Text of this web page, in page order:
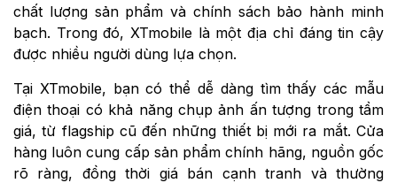
chất lượng sản phẩm và chính sách bảo hành minh
bạch. Trong đó, XTmobile là một địa chỉ đáng tin cậy
được nhiều người dùng lựa chọn.
Tại XTmobile, bạn có thể dễ dàng tìm thấy các mẫu
điện thoại có khả năng chụp ảnh ấn tượng trong tầm
giá, từ flagship cũ đến những thiết bị mới ra mắt. Cửa
hàng luôn cung cấp sản phẩm chính hãng, nguồn gốc
rõ ràng, đồng thời giá bán cạnh tranh và thường